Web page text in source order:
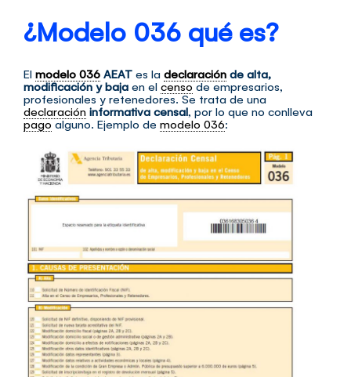
¿Modelo 036 qué es?
El modelo 036 AEAT es la declaración de alta,
modificación y baja en el censode empresarios,
profesionales y retenedores. Se trata de una
declaración informativa censal, por lo que no conlleva
pagoalguno. Ejemplo de modelo 036: